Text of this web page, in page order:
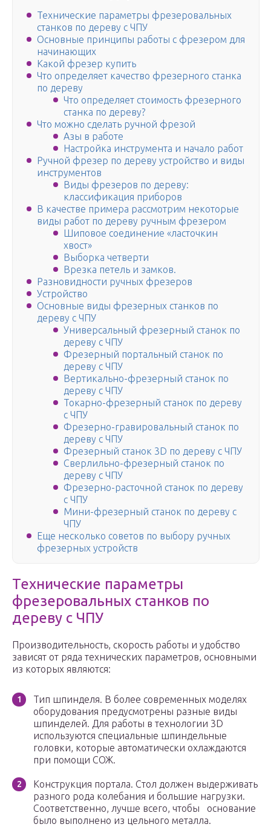
Технические параметры фрезеровальных
станков по дереву с ЧПУ
Основные принципы работы с фрезером для
начинающих
Какой фрезер купить
Что определяет качество фрезерного станка
по дереву
Что определяет стоимость фрезерного
станка по дереву?
Что можно сделать ручной фрезой
Азы в работе
Настройка инструмента и начало работ
Ручной фрезер по дереву устройство и виды
инструментов
Виды фрезеров по дереву:
классификация приборов
В качестве примера рассмотрим некоторые
виды работ по дереву ручным фрезером
Шиповое соединение «ласточкин
хвост»
Выборка четверти
Врезка петель и замков.
Разновидности ручных фрезеров
Устройство
Основные виды фрезерных станков по
дереву с ЧПУ
Универсальный фрезерный станок по
дереву с ЧПУ
Фрезерный портальный станок по
дереву с ЧПУ
Вертикально-фрезерный станок по
дереву с ЧПУ
Токарно-фрезерный станок по дереву
с ЧПУ
Фрезерно-гравировальный станок по
дереву с ЧПУ
Фрезерный станок 3D по дереву с ЧПУ
Сверлильно-фрезерный станок по
дереву с ЧПУ
Фрезерно-расточной станок по дереву
с ЧПУ
Мини-фрезерный станок по дереву с
ЧПУ
Еще несколько советов по выбору ручных
фрезерных устройств
Технические параметры
фрезеровальных станков по
дереву с ЧПУ
Производительность, скорость работы и удобство
зависят от ряда технических параметров, основными
из которых являются:
Тип шпинделя. В более современных моделях
оборудования предусмотрены разные виды
шпинделей. Для работы в технологии 3D
используются специальные шпиндельные
головки, которые автоматически охлаждаются
при помощи СОЖ.
Конструкция портала. Стол должен выдерживать
разного рода колебания и большие нагрузки.
Соответственно, лучше всего, чтобы основание
было выполнено из цельного металла.